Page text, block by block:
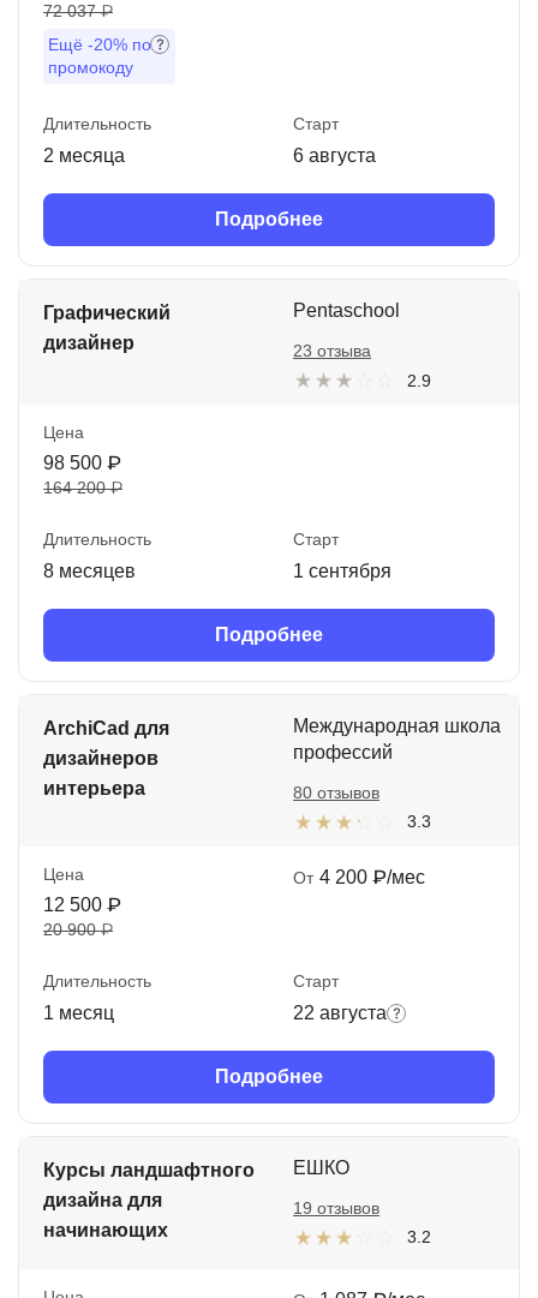
72 037 ₽
Ещё -20% по
промокоду
Длительность
2 месяца
Старт
6 августа
Подробнее
Графический
дизайнер
Pentaschool
2.9
23 отзыва
Цена
98 500 ₽
164 200 ₽
Длительность
8 месяцев
Старт
1 сентября
Подробнее
ArchiCad для
дизайнеров
интерьера
Международная школа
профессий
3.3
80 отзывов
Цена
12 500 ₽
20 900 ₽
От 4 200 ₽/мес
Длительность
1 месяц
Старт
22 августа
Подробнее
Курсы ландшафтного
дизайна для
начинающих
ЕШКО
3.2
19 отзывов